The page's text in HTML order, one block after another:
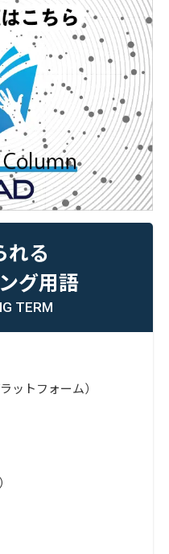
れる
グ用語
TERM
ットフォーム）